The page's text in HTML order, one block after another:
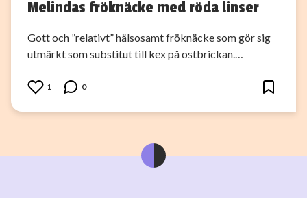
Melindas fröknäcke med röda linser
Gott och ”relativt” hälsosamt fröknäcke som gör sig
utmärkt som substitut till kex på ostbrickan.…
1 0